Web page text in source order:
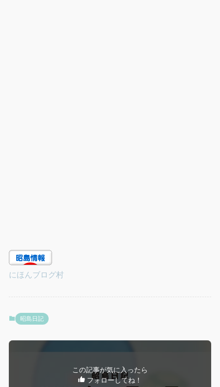
にほんブログ村
昭島日記
この記事が気に入ったら
フォローしてね！